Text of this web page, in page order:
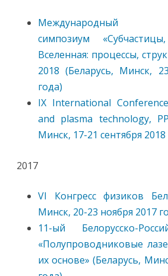
симпозиум
Вселенная: процессы,
2018 (Беларусь, Минск,
года)
IX International
and plasma technology,
Минск, 17-21 сентября 2018
2017
VI Конгресс физиков
Минск, 20-23 ноября 2017
11-ый Белорусско-
«Полупроводниковые
их основе» (Беларусь,